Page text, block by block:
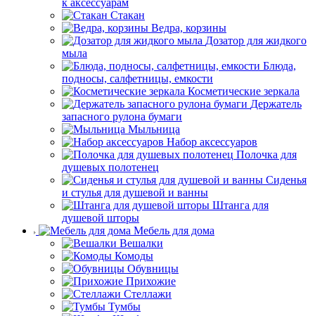
к аксессуарам
Стакан
Ведра, корзины
Дозатор для жидкого
мыла
Блюда,
подносы, салфетницы, емкости
Косметические зеркала
Держатель
запасного рулона бумаги
Мыльница
Набор аксессуаров
Полочка для
душевых полотенец
Сиденья
и стулья для душевой и ванны
Штанга для
душевой шторы
Мебель для дома
Вешалки
Комоды
Обувницы
Прихожие
Стеллажи
Тумбы